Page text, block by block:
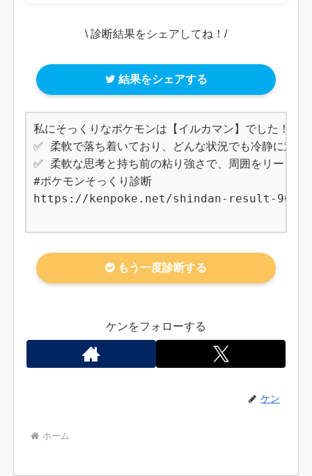
\ 診断結果をシェアしてね！/
結果をシェアする
私にそっくりなポケモンは【イルカマン】でした！
✅ 柔軟で落ち着いており、どんな状況でも冷静に対応
✅ 柔軟な思考と持ち前の粘り強さで、周囲をリードし
#ポケモンそっくり診断
https://kenpoke.net/shindan-result-964
もう一度診断する
ケンをフォローする
ケン
ホーム